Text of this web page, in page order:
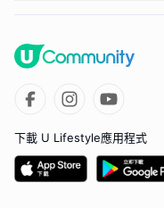
下載 U Lifestyle應用程式